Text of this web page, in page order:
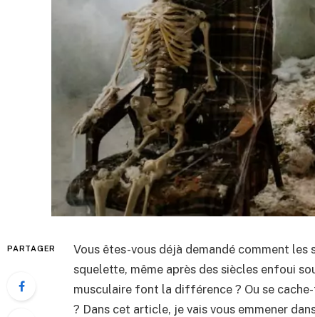
PARTAGER
Vous êtes-vous déjà demandé comment les
squelette, même après des siècles enfoui
musculaire font la différence ? Ou se
? Dans cet article, je vais vous emmener